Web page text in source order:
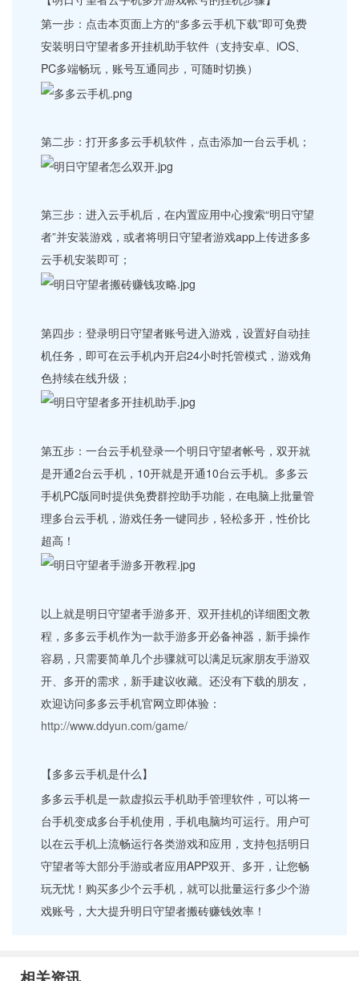
第一步：点击本页面上方的“多多云手机下载”即可免费
安装明日守望者多开挂机助手软件（支持安卓、iOS、
PC多端畅玩，账号互通同步，可随时切换）
第二步：打开多多云手机软件，点击添加一台云手机；
第三步：进入云手机后，在内置应用中心搜索“明日守望
者”并安装游戏，或者将明日守望者游戏app上传进多多
云手机安装即可；
第四步：登录明日守望者账号进入游戏，设置好自动挂
机任务，即可在云手机内开启24小时托管模式，游戏角
色持续在线升级；
第五步：一台云手机登录一个明日守望者帐号，双开就
是开通2台云手机，10开就是开通10台云手机。多多云
手机PC版同时提供免费群控助手功能，在电脑上批量管
理多台云手机，游戏任务一键同步，轻松多开，性价比
超高！
以上就是明日守望者手游多开、双开挂机的详细图文教
程，多多云手机作为一款手游多开必备神器，新手操作
容易，只需要简单几个步骤就可以满足玩家朋友手游双
开、多开的需求，新手建议收藏。还没有下载的朋友，
欢迎访问多多云手机官网立即体验：
http://www.ddyun.com/game/
【多多云手机是什么】
多多云手机是一款虚拟云手机助手管理软件，可以将一
台手机变成多台手机使用，手机电脑均可运行。用户可
以在云手机上流畅运行各类游戏和应用，支持包括明日
守望者等大部分手游或者应用APP双开、多开，让您畅
玩无忧！购买多少个云手机，就可以批量运行多少个游
戏账号，大大提升明日守望者搬砖赚钱效率！